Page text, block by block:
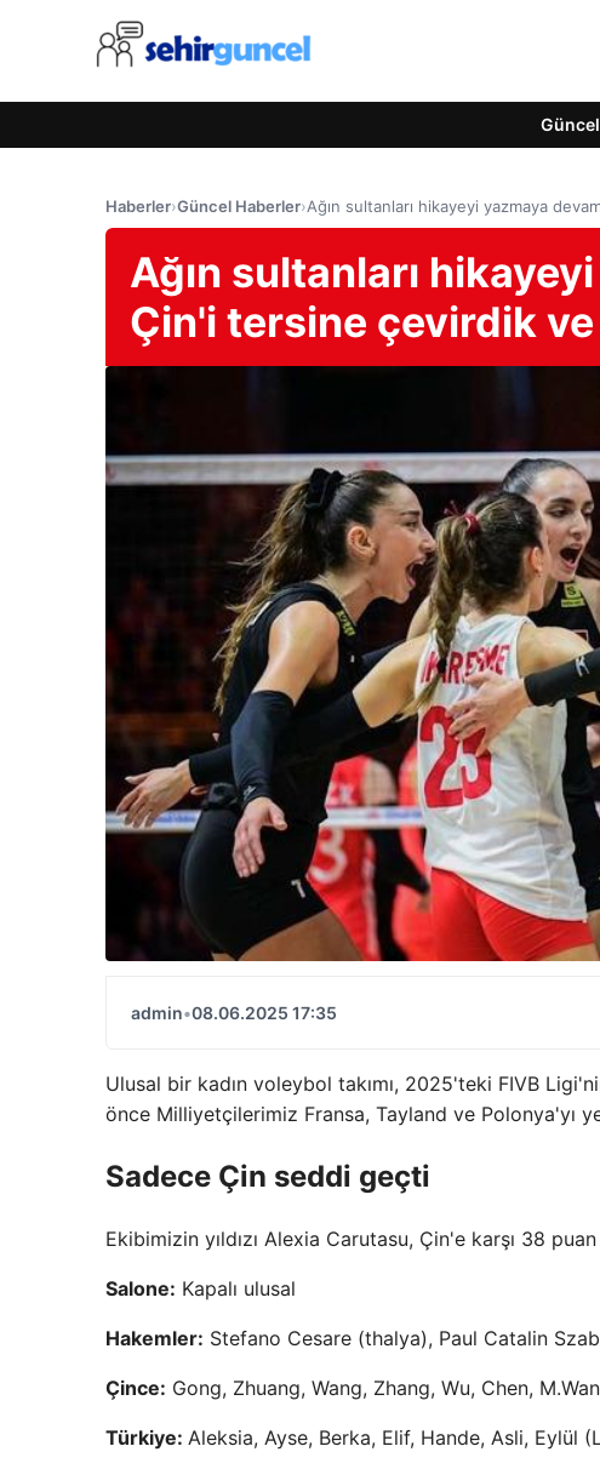
Haberler›Güncel Haberler›Ağın sultanları hikayeyi yazmaya
Ağın sultanları
Çin'i tersine çevirdik
admin•08.06.2025 17:35
Ulusal bir kadın voleybol takımı, 2025'teki FIVB
önce Milliyetçilerimiz Fransa, Tayland ve Polonya'yı
Sadece Çin seddi geçti
Ekibimizin yıldızı Alexia Carutasu, Çin'e karşı 38
Salone: Kapalı ulusal
Hakemler: Stefano Cesare (thalya), Paul Catalin
Çince: Gong, Zhuang, Wang, Zhang, Wu, Chen,
Türkiye: Aleksia, Ayse, Berka, Elif, Hande, Asli, Eylül